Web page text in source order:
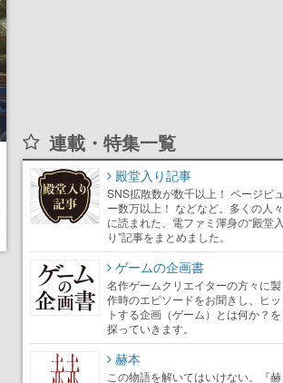
連載・特集一覧
殿堂入り記事
SNS拡散数が数千以上！ ページビュ
ー数万以上！ などなど。多くの人々
に読まれた、電ファミ渾身の“殿堂入
り”記事をまとめました。
ゲームの企画書
名作ゲームクリエイターの方々に製
作時のエピソードをお聞きし、ヒッ
トする企画（ゲーム）とは何か？を
探っていきます。
赫本
この物語を解いてはいけない。『赫